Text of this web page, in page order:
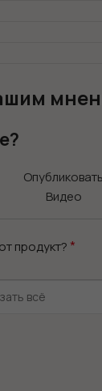
Опубликовать
Видео
продукт? *